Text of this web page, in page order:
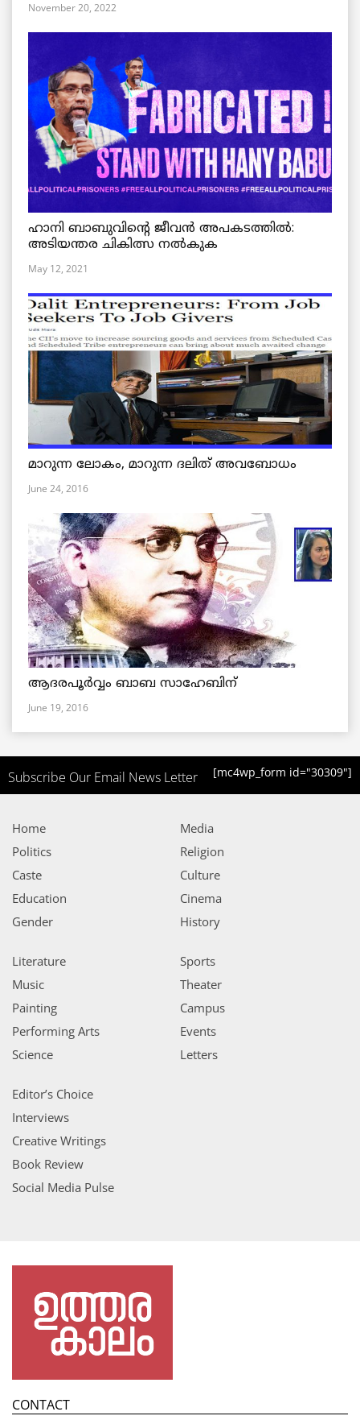
November 20, 2022
ഹാനി ബാബുവിന്റെ ജീവൻ അപകടത്തിൽ:
അടിയന്തര ചികിത്സ നൽകുക
May 12, 2021
മാറുന്ന ലോകം, മാറുന്ന ദലിത് അവബോധം
June 24, 2016
ആദരപൂര്‍വ്വം ബാബ സാഹേബിന്
June 19, 2016
Subscribe Our Email News Letter [mc4wp_form id="30309"]
Home
Politics
Caste
Education
Gender
Media
Religion
Culture
Cinema
History
Literature
Music
Painting
Performing Arts
Science
Sports
Theater
Campus
Events
Letters
Editor’s Choice
Interviews
Creative Writings
Book Review
Social Media Pulse
CONTACT